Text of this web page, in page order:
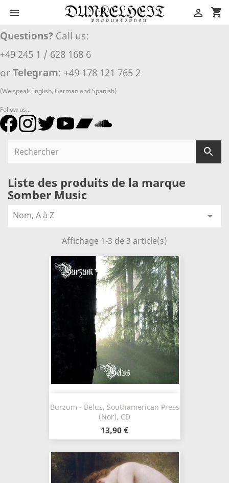
 shopping_cart

Questions? Call us:
+49 245 1 / 628 168 6
or Telegram: +49 178 121 765 2
(We speak English, German and Spanish)
Follow us...

Liste des produits de la marque
Somber Music
Nom, A à Z 
Affichage 1-3 de 3 article(s)
Burzum - Belus, Southamerican Press
(Nor), CD
13,90 €